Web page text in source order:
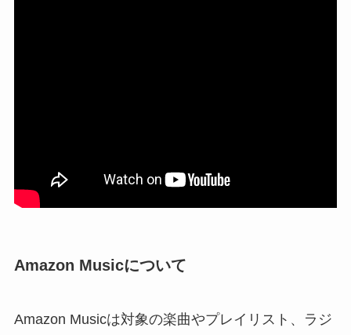
Amazon Musicについて
Amazon Musicは対象の楽曲やプレイリスト、ラジ